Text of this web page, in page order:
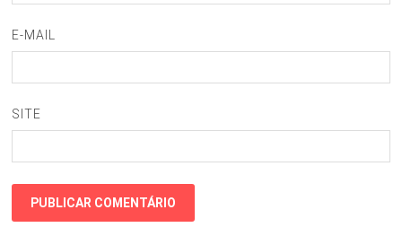
E-MAIL
SITE